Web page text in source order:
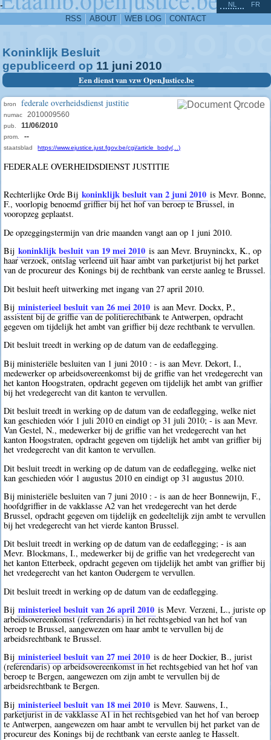
-
RSS ABOUT WEB LOG CONTACT
NL FR
Koninklijk Besluit
gepubliceerd op 11 juni 2010
Een dienst van vzw OpenJustice.be
bron federale overheidsdienst justitie
numac 2010009560
pub. 11/06/2010
prom. --
staatsblad https://www.ejustice.just.fgov.be/cgi/article_body(...)
FEDERALE OVERHEIDSDIENST JUSTITIE
Rechterlijke Orde Bij koninklijk besluit van 2 juni 2010 is Mevr. Bonne,
F., voorlopig benoemd griffier bij het hof van beroep te Brussel, in
vooropzeg geplaatst.
De opzeggingstermijn van drie maanden vangt aan op 1 juni 2010.
Bij koninklijk besluit van 19 mei 2010 is aan Mevr. Bruyninckx, K., op
haar verzoek, ontslag verleend uit haar ambt van parketjurist bij het parket
van de procureur des Konings bij de rechtbank van eerste aanleg te Brussel.
Dit besluit heeft uitwerking met ingang van 27 april 2010.
Bij ministerieel besluit van 26 mei 2010 is aan Mevr. Dockx, P.,
assistent bij de griffie van de politierechtbank te Antwerpen, opdracht
gegeven om tijdelijk het ambt van griffier bij deze rechtbank te vervullen.
Dit besluit treedt in werking op de datum van de eedaflegging.
Bij ministeriële besluiten van 1 juni 2010 : - is aan Mevr. Dekort, I.,
medewerker op arbeidsovereenkomst bij de griffie van het vredegerecht van
het kanton Hoogstraten, opdracht gegeven om tijdelijk het ambt van griffier
bij het vredegerecht van dit kanton te vervullen.
Dit besluit treedt in werking op de datum van de eedaflegging, welke niet
kan geschieden vóór 1 juli 2010 en eindigt op 31 juli 2010; - is aan Mevr.
Van Gestel, N., medewerker bij de griffie van het vredegerecht van het
kanton Hoogstraten, opdracht gegeven om tijdelijk het ambt van griffier bij
het vredegerecht van dit kanton te vervullen.
Dit besluit treedt in werking op de datum van de eedaflegging, welke niet
kan geschieden vóór 1 augustus 2010 en eindigt op 31 augustus 2010.
Bij ministeriële besluiten van 7 juni 2010 : - is aan de heer Bonnewijn, F.,
hoofdgriffier in de vakklasse A2 van het vredegerecht van het derde
Brussel, opdracht gegeven om tijdelijk en gedeeltelijk zijn ambt te vervullen
bij het vredegerecht van het vierde kanton Brussel.
Dit besluit treedt in werking op de datum van de eedaflegging; - is aan
Mevr. Blockmans, I., medewerker bij de griffie van het vredegerecht van
het kanton Etterbeek, opdracht gegeven om tijdelijk het ambt van griffier bij
het vredegerecht van het kanton Oudergem te vervullen.
Dit besluit treedt in werking op de datum van de eedaflegging.
Bij ministerieel besluit van 26 april 2010 is Mevr. Verzeni, L., juriste op
arbeidsovereenkomst (referendaris) in het rechtsgebied van het hof van
beroep te Brussel, aangewezen om haar ambt te vervullen bij de
arbeidsrechtbank te Brussel.
Bij ministerieel besluit van 27 mei 2010 is de heer Dockier, B., jurist
(referendaris) op arbeidsovereenkomst in het rechtsgebied van het hof van
beroep te Bergen, aangewezen om zijn ambt te vervullen bij de
arbeidsrechtbank te Bergen.
Bij ministerieel besluit van 18 mei 2010 is Mevr. Sauwens, I.,
parketjurist in de vakklasse A1 in het rechtsgebied van het hof van beroep
te Antwerpen, aangewezen om haar ambt te vervullen bij het parket van de
procureur des Konings bij de rechtbank van eerste aanleg te Hasselt.
^